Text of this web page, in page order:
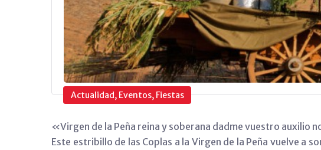
Actualidad, Eventos, Fiestas
«Virgen de la Peña reina y soberana dadme vuestro auxilio
Este estribillo de las Coplas a la Virgen de la Peña vuelve a